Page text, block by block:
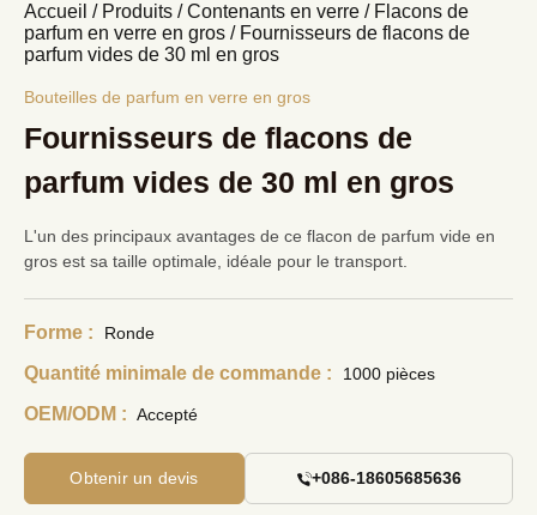
Accueil /Produits /Contenants en verre /Flacons de
parfum en verre en gros /Fournisseurs de flacons de
parfum vides de 30 ml en gros
Bouteilles de parfum en verre en gros
Fournisseurs de flacons de
parfum vides de 30 ml en gros
L'un des principaux avantages de ce flacon de parfum vide en
gros est sa taille optimale, idéale pour le transport.
Forme : Ronde
Quantité minimale de commande : 1000 pièces
OEM/ODM : Accepté
Obtenir un devis +086-18605685636